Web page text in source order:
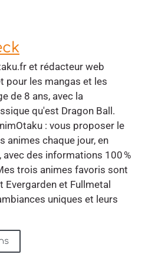
et rédacteur web
pour les mangas et les
de 8 ans, avec la
qu'est Dragon Ball.
: vous proposer le
animes chaque jour, en
des informations 100 %
trois animes favoris sont
Evergarden et Fullmetal
uniques et leurs